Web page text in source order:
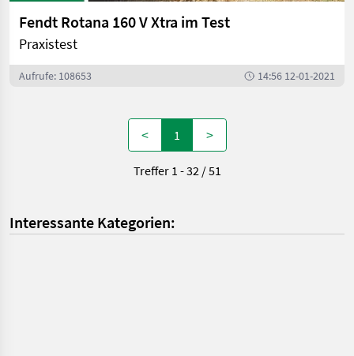
Fendt Rotana 160 V Xtra im Test
Praxistest
Aufrufe: 108653 14:56 12-01-2021
< 1 >
Treffer 1 - 32 / 51
Interessante Kategorien: